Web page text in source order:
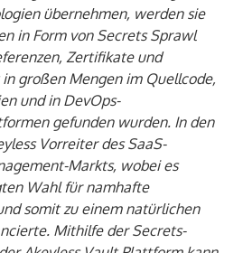
übernehmen, werden sie
in Form von Secrets Sprawl
Zertifikate und
großen Mengen im Quellcode,
und in DevOps-
gefunden wurden. In den
Vorreiter des SaaS-
Markts, wobei es
Wahl für namhafte
somit zu einem natürlichen
Mithilfe der Secrets-